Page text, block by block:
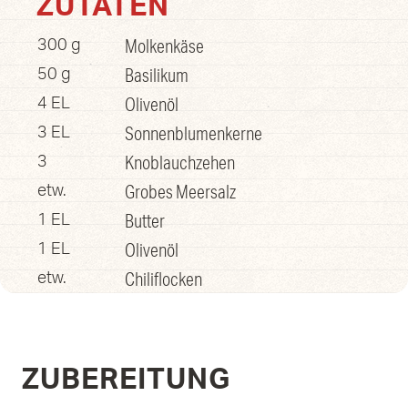
ZUTATEN
300 g Molkenkäse
50 g Basilikum
4 EL Olivenöl
3 EL Sonnenblumenkerne
3 Knoblauchzehen
etw. Grobes Meersalz
1 EL Butter
1 EL Olivenöl
etw. Chiliflocken
ZUBEREITUNG